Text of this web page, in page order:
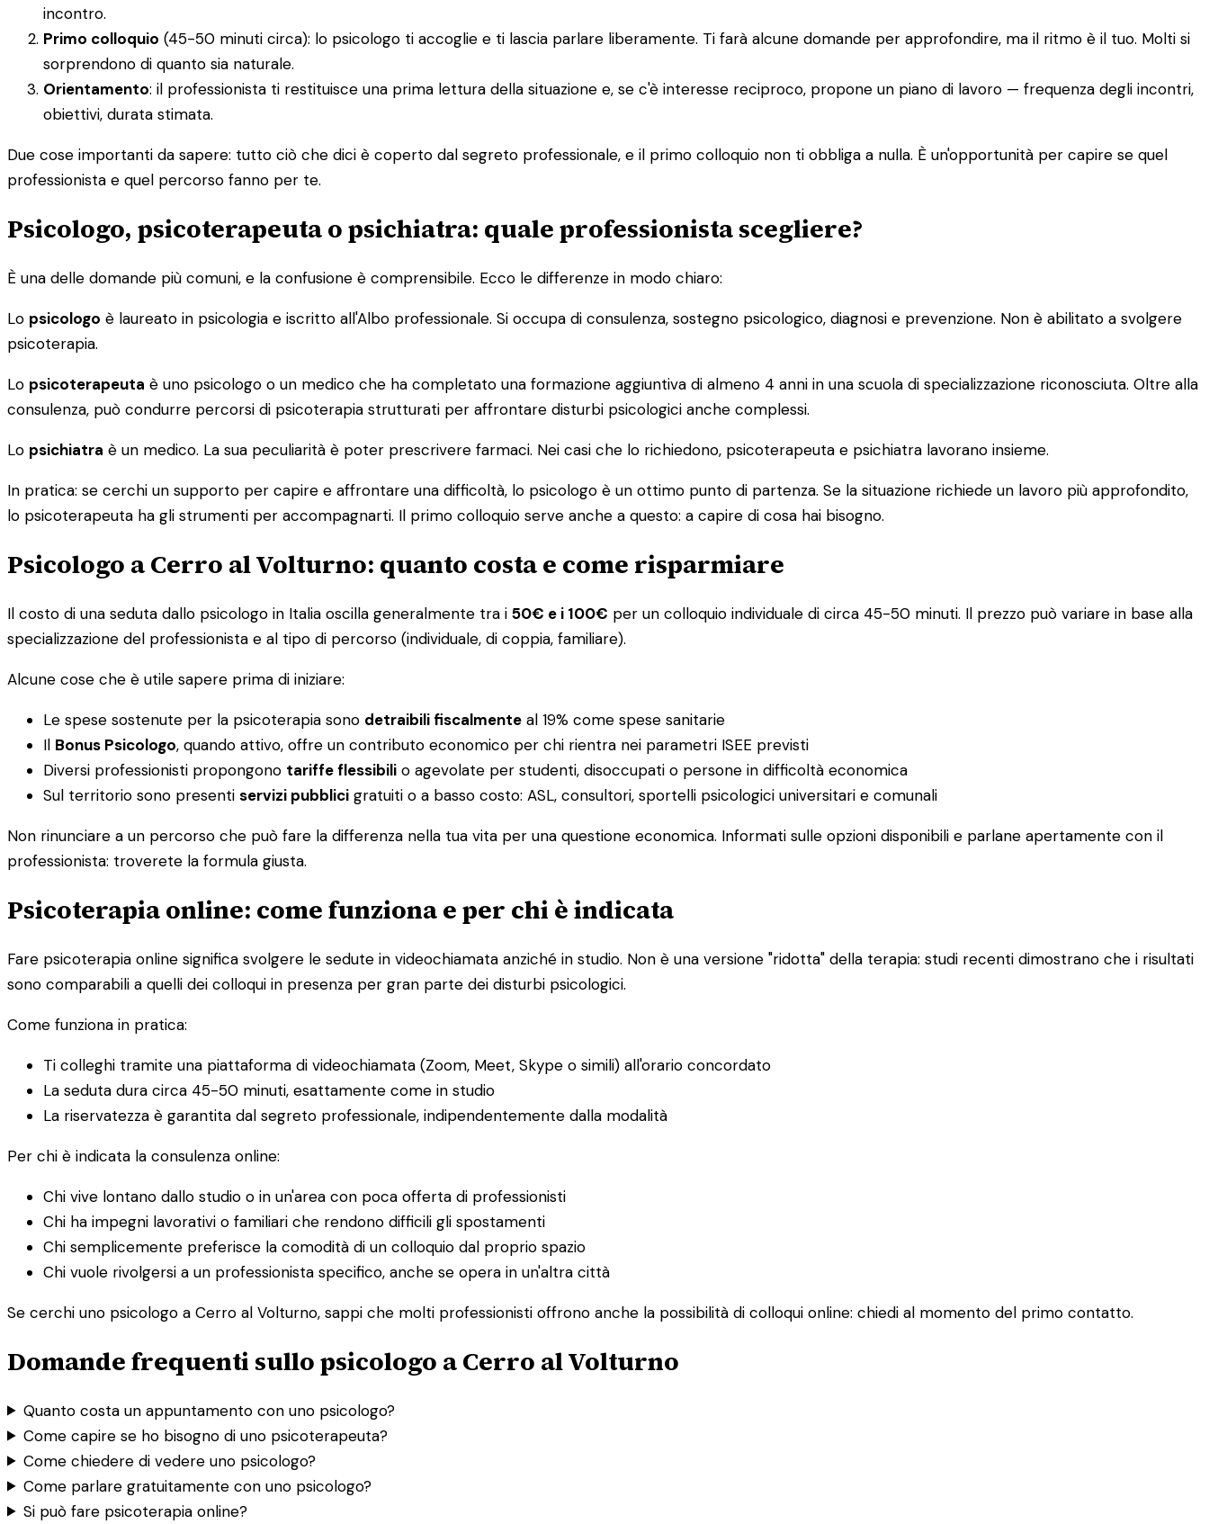
incontro.
Primo colloquio (45-50 minuti circa): lo psicologo ti accoglie e ti lascia parlare liberamente. Ti farà alcune domande per approfondire, ma il ritmo è il tuo. Molti si
sorprendono di quanto sia naturale.
Orientamento: il professionista ti restituisce una prima lettura della situazione e, se c'è interesse reciproco, propone un piano di lavoro — frequenza degli incontri,
obiettivi, durata stimata.
Due cose importanti da sapere: tutto ciò che dici è coperto dal segreto professionale, e il primo colloquio non ti obbliga a nulla. È un'opportunità per capire se quel
professionista e quel percorso fanno per te.
Psicologo, psicoterapeuta o psichiatra: quale professionista scegliere?
È una delle domande più comuni, e la confusione è comprensibile. Ecco le differenze in modo chiaro:
Lo psicologo è laureato in psicologia e iscritto all'Albo professionale. Si occupa di consulenza, sostegno psicologico, diagnosi e prevenzione. Non è abilitato a svolgere
psicoterapia.
Lo psicoterapeuta è uno psicologo o un medico che ha completato una formazione aggiuntiva di almeno 4 anni in una scuola di specializzazione riconosciuta. Oltre alla
consulenza, può condurre percorsi di psicoterapia strutturati per affrontare disturbi psicologici anche complessi.
Lo psichiatra è un medico. La sua peculiarità è poter prescrivere farmaci. Nei casi che lo richiedono, psicoterapeuta e psichiatra lavorano insieme.
In pratica: se cerchi un supporto per capire e affrontare una difficoltà, lo psicologo è un ottimo punto di partenza. Se la situazione richiede un lavoro più approfondito,
lo psicoterapeuta ha gli strumenti per accompagnarti. Il primo colloquio serve anche a questo: a capire di cosa hai bisogno.
Psicologo a Cerro al Volturno: quanto costa e come risparmiare
Il costo di una seduta dallo psicologo in Italia oscilla generalmente tra i 50€ e i 100€ per un colloquio individuale di circa 45-50 minuti. Il prezzo può variare in base alla
specializzazione del professionista e al tipo di percorso (individuale, di coppia, familiare).
Alcune cose che è utile sapere prima di iniziare:
Le spese sostenute per la psicoterapia sono detraibili fiscalmente al 19% come spese sanitarie
Il Bonus Psicologo, quando attivo, offre un contributo economico per chi rientra nei parametri ISEE previsti
Diversi professionisti propongono tariffe flessibili o agevolate per studenti, disoccupati o persone in difficoltà economica
Sul territorio sono presenti servizi pubblici gratuiti o a basso costo: ASL, consultori, sportelli psicologici universitari e comunali
Non rinunciare a un percorso che può fare la differenza nella tua vita per una questione economica. Informati sulle opzioni disponibili e parlane apertamente con il
professionista: troverete la formula giusta.
Psicoterapia online: come funziona e per chi è indicata
Fare psicoterapia online significa svolgere le sedute in videochiamata anziché in studio. Non è una versione "ridotta" della terapia: studi recenti dimostrano che i risultati
sono comparabili a quelli dei colloqui in presenza per gran parte dei disturbi psicologici.
Come funziona in pratica:
Ti colleghi tramite una piattaforma di videochiamata (Zoom, Meet, Skype o simili) all'orario concordato
La seduta dura circa 45-50 minuti, esattamente come in studio
La riservatezza è garantita dal segreto professionale, indipendentemente dalla modalità
Per chi è indicata la consulenza online:
Chi vive lontano dallo studio o in un'area con poca offerta di professionisti
Chi ha impegni lavorativi o familiari che rendono difficili gli spostamenti
Chi semplicemente preferisce la comodità di un colloquio dal proprio spazio
Chi vuole rivolgersi a un professionista specifico, anche se opera in un'altra città
Se cerchi uno psicologo a Cerro al Volturno, sappi che molti professionisti offrono anche la possibilità di colloqui online: chiedi al momento del primo contatto.
Domande frequenti sullo psicologo a Cerro al Volturno
Quanto costa un appuntamento con uno psicologo?
Come capire se ho bisogno di uno psicoterapeuta?
Come chiedere di vedere uno psicologo?
Come parlare gratuitamente con uno psicologo?
Si può fare psicoterapia online?